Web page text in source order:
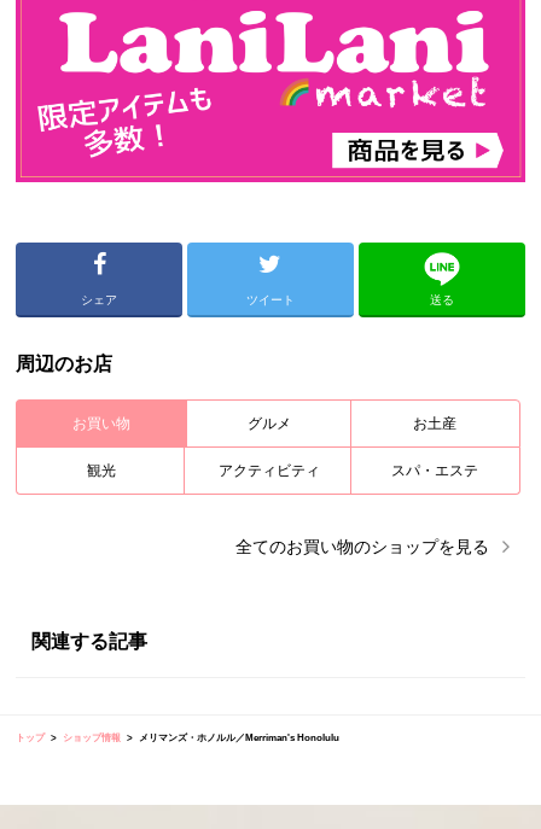
シェア ツイート 送る
周辺のお店
お買い物 グルメ お土産
観光 アクティビティ スパ・エステ
全てのお買い物のショップを見る
関連する記事
トップ ショップ情報 メリマンズ・ホノルル／Merriman's Honolulu